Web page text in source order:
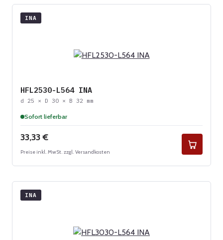
INA
HFL2530-L564 INA
d 25 × D 30 × B 32 mm
Sofort lieferbar
Regulärer Preis:
33,33 €
Preise inkl. MwSt. zzgl. Versandkosten
INA